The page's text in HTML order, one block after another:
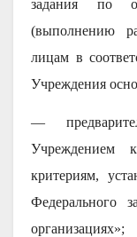
задания по
(выполнению
лицам в
Учреждения
—
Учреждением
критериям,
Федерального
организациях»;